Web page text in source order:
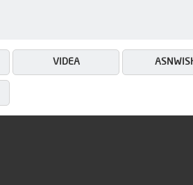
VIDEA